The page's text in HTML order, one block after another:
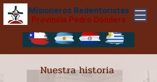
Misioneros Redentoristas
Provincia Pedro Donders
Nuestra historia